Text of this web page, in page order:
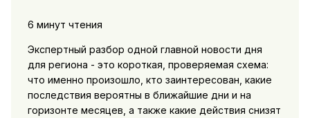
6 минут чтения
Экспертный разбор одной главной новости дня
для региона - это короткая, проверяемая схема:
что именно произошло, кто заинтересован, какие
последствия вероятны в ближайшие дни и на
горизонте месяцев, а также какие действия снизят